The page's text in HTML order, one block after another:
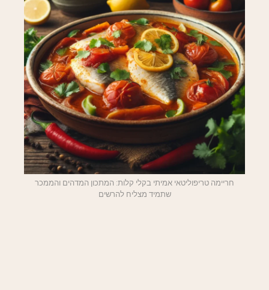
חריימה טריפוליטאי אמיתי בקלי קלות: המתכון המדהים והממכר
שתמיד מצליח להרשים